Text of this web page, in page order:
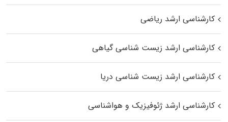
کارشناسی ارشد ریاضی
کارشناسی ارشد زیست‌ شناسی گیاهی
کارشناسی ارشد زیست‌ شناسی دریا
کارشناسی ارشد ژئوفیزیک و هواشناسی